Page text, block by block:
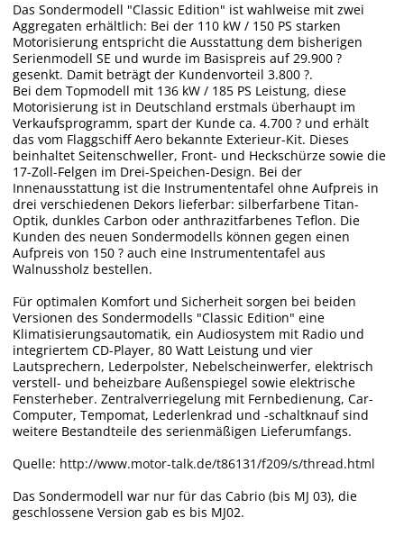
Das Sondermodell "Classic Edition" ist wahlweise mit zwei
Aggregaten erhältlich: Bei der 110 kW / 150 PS starken
Motorisierung entspricht die Ausstattung dem bisherigen
Serienmodell SE und wurde im Basispreis auf 29.900 ?
gesenkt. Damit beträgt der Kundenvorteil 3.800 ?.
Bei dem Topmodell mit 136 kW / 185 PS Leistung, diese
Motorisierung ist in Deutschland erstmals überhaupt im
Verkaufsprogramm, spart der Kunde ca. 4.700 ? und erhält
das vom Flaggschiff Aero bekannte Exterieur-Kit. Dieses
beinhaltet Seitenschweller, Front- und Heckschürze sowie die
17-Zoll-Felgen im Drei-Speichen-Design. Bei der
Innenausstattung ist die Instrumententafel ohne Aufpreis in
drei verschiedenen Dekors lieferbar: silberfarbene Titan-
Optik, dunkles Carbon oder anthrazitfarbenes Teflon. Die
Kunden des neuen Sondermodells können gegen einen
Aufpreis von 150 ? auch eine Instrumententafel aus
Walnussholz bestellen.
Für optimalen Komfort und Sicherheit sorgen bei beiden
Versionen des Sondermodells "Classic Edition" eine
Klimatisierungsautomatik, ein Audiosystem mit Radio und
integriertem CD-Player, 80 Watt Leistung und vier
Lautsprechern, Lederpolster, Nebelscheinwerfer, elektrisch
verstell- und beheizbare Außenspiegel sowie elektrische
Fensterheber. Zentralverriegelung mit Fernbedienung, Car-
Computer, Tempomat, Lederlenkrad und -schaltknauf sind
weitere Bestandteile des serienmäßigen Lieferumfangs.
Quelle: http://www.motor-talk.de/t86131/f209/s/thread.html
Das Sondermodell war nur für das Cabrio (bis MJ 03), die
geschlossene Version gab es bis MJ02.